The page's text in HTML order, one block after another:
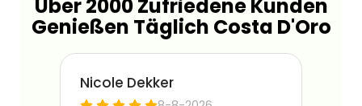
Über 2000 Zufriedene Kunden
Genießen Täglich Costa D'Oro